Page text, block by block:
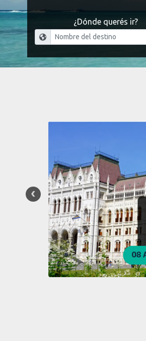
¿Dónde querés ir?